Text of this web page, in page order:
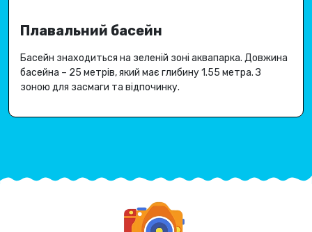
Плавальний басейн
Басейн знаходиться на зеленій зоні аквапарка. Довжина
басейна – 25 метрів, який має глибину 1.55 метра.З
зоною для засмаги та відпочинку.